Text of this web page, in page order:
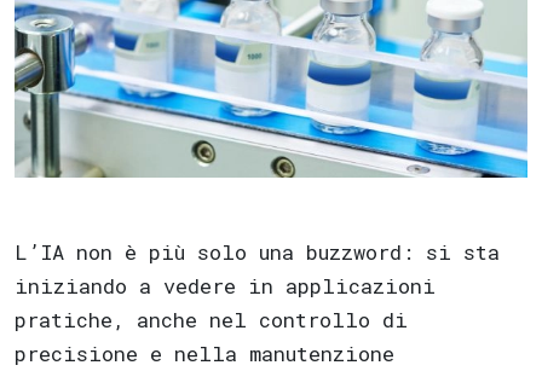
L’IA non è più solo una buzzword: si sta
iniziando a vedere in applicazioni
pratiche, anche nel controllo di
precisione e nella manutenzione